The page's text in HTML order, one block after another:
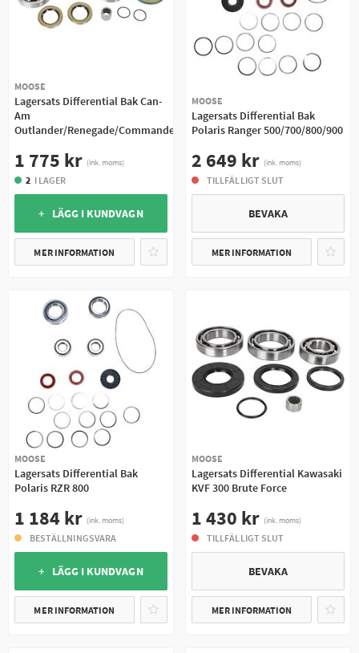
MOOSE
Lagersats Differential Bak Can-
Am
Outlander/Renegade/Commander
1 775 kr (ink. moms)
2 I LAGER
+ LÄGG I KUNDVAGN
MER INFORMATION
MOOSE
Lagersats Differential Bak
Polaris Ranger 500/700/800/900
2 649 kr (ink. moms)
TILLFÄLLIGT SLUT
BEVAKA
MER INFORMATION
MOOSE
Lagersats Differential Bak
Polaris RZR 800
1 184 kr (ink. moms)
BESTÄLLNINGSVARA
+ LÄGG I KUNDVAGN
MER INFORMATION
MOOSE
Lagersats Differential Kawasaki
KVF 300 Brute Force
1 430 kr (ink. moms)
TILLFÄLLIGT SLUT
BEVAKA
MER INFORMATION